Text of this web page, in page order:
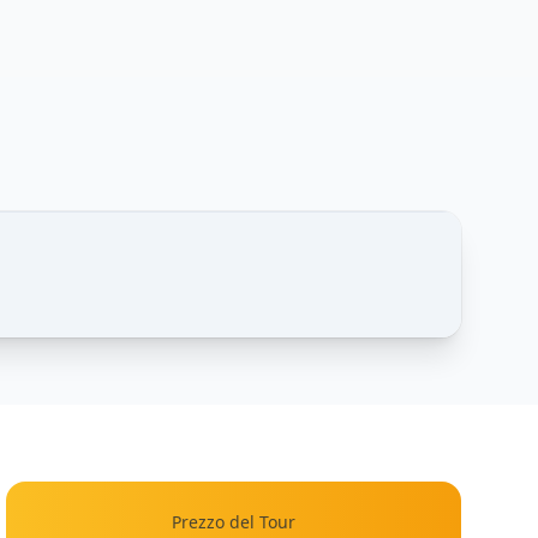
Prezzo del Tour